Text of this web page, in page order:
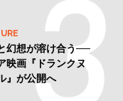
幻想が溶け合う──
映画『ドランクヌ
』が公開へ